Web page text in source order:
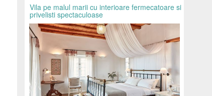
Vila pe malul marii cu interioare fermecatoare si
privelisti spectaculoase